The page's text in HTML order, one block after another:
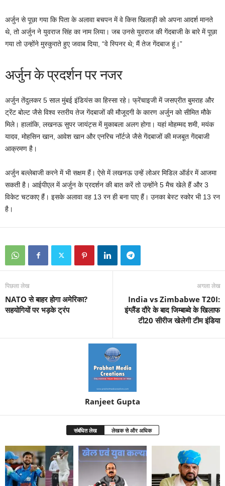
अर्जुन से पूछा गया कि पिता के अलावा बचपन में वे किस खिलाड़ी को अपना आदर्श मानते
थे, तो अर्जुन ने युवराज सिंह का नाम लिया। जब उनसे युवराज की गेंदबाजी के बारे में पूछा
गया तो उन्होंने मुस्कुराते हुए जवाब दिया, “वे स्पिनर थे; मैं तेज गेंदबाज हूं।”
अर्जुन के प्रदर्शन पर नजर
अर्जुन तेंदुलकर 5 साल मुंबई इंडियंस का हिस्‍सा रहे। फ्रेंचाइजी में जसप्रीत बुमराह और
ट्रेंट बोल्ट जैसे विश्व स्तरीय तेज गेंदबाजों की मौजूदगी के कारण अर्जुन को सीमित मौके
मिले। हालांकि, लखनऊ सुपर जायंट्स में मुकाबला अलग होगा। यहां मोहम्मद शमी, मयंक
यादव, मोहसिन खान, आवेश खान और एनरिच नॉर्टजे जैसे गेंदबाजों की मजबूत गेंदबाजी
आक्रमण है।
अर्जुन बल्‍लेबाजी करने में भी सक्षम हैं। ऐसे में लखनऊ उन्‍हें लोअर मिडिल ऑर्डर में आजमा
सकती है। आईपीएल में अर्जुन के प्रदर्शन की बात करें तो उन्‍होंने 5 मैच खेले हैं और 3
विकेट चटकाए हैं। इसके अलावा वह 13 रन ही बना पाए हैं। उनका बेस्‍ट स्‍कोर भी 13 रन
है।
पिछला लेख
NATO से बाहर होगा अमेरिका?
सहयोगियों पर भड़के ट्रंप
अगला लेख
India vs Zimbabwe T20I:
इंग्लैंड दौरे के बाद जिम्बाब्वे के खिलाफ
टी20 सीरीज खेलेगी टीम इंडिया
Ranjeet Gupta
संबंधित लेख लेखक से और अधिक